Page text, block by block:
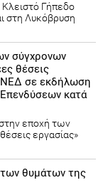
Κλειστό Γήπεδο
στη Λυκόβρυση
σύγχρονων
θέσεις
σε εκδήλωση
κατά
εποχή των
εργασίας»
θυμάτων της